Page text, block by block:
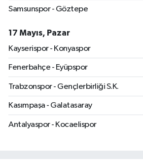
Samsunspor - Göztepe
17 Mayıs, Pazar
Kayserispor - Konyaspor
Fenerbahçe - Eyüpspor
Trabzonspor - Gençlerbirliği S.K.
Kasımpaşa - Galatasaray
Antalyaspor - Kocaelispor